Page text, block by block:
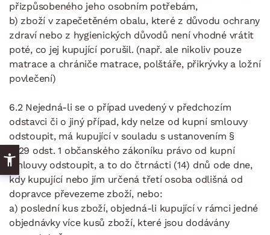
přizpůsobeného jeho osobním potřebám,
b) zboží v zapečetěném obalu, které z důvodu ochrany
zdraví nebo z hygienických důvodů není vhodné vrátit
poté, co jej kupující porušil. (např. ale nikoliv pouze
matrace a chrániče matrace, polštáře, přikrývky a ložní
povlečení)
6.2 Nejedná-li se o případ uvedený v předchozím
odstavci či o jiný případ, kdy nelze od kupní smlouvy
odstoupit, má kupující v souladu s ustanovením §
1829 odst. 1 občanského zákoníku právo od kupní
smlouvy odstoupit, a to do čtrnácti (14) dnů ode dne,
kdy kupující nebo jím určená třetí osoba odlišná od
dopravce převezeme zboží, nebo:
a) poslední kus zboží, objedná-li kupující v rámci jedné
objednávky více kusů zboží, které jsou dodávány